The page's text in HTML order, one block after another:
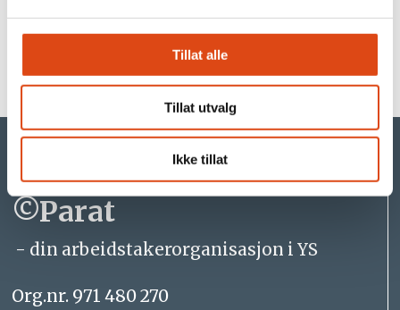
Tillat alle
Tillat utvalg
Ikke tillat
©Parat
- din arbeidstakerorganisasjon i YS
Org.nr. 971 480 270